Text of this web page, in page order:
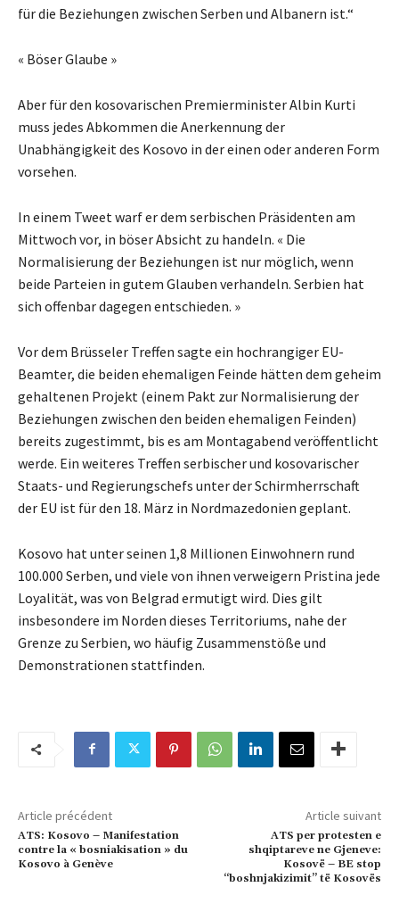
für die Beziehungen zwischen Serben und Albanern ist.“
« Böser Glaube »
Aber für den kosovarischen Premierminister Albin Kurti
muss jedes Abkommen die Anerkennung der
Unabhängigkeit des Kosovo in der einen oder anderen Form
vorsehen.
In einem Tweet warf er dem serbischen Präsidenten am
Mittwoch vor, in böser Absicht zu handeln. « Die
Normalisierung der Beziehungen ist nur möglich, wenn
beide Parteien in gutem Glauben verhandeln. Serbien hat
sich offenbar dagegen entschieden. »
Vor dem Brüsseler Treffen sagte ein hochrangiger EU-
Beamter, die beiden ehemaligen Feinde hätten dem geheim
gehaltenen Projekt (einem Pakt zur Normalisierung der
Beziehungen zwischen den beiden ehemaligen Feinden)
bereits zugestimmt, bis es am Montagabend veröffentlicht
werde. Ein weiteres Treffen serbischer und kosovarischer
Staats- und Regierungschefs unter der Schirmherrschaft
der EU ist für den 18. März in Nordmazedonien geplant.
Kosovo hat unter seinen 1,8 Millionen Einwohnern rund
100.000 Serben, und viele von ihnen verweigern Pristina jede
Loyalität, was von Belgrad ermutigt wird. Dies gilt
insbesondere im Norden dieses Territoriums, nahe der
Grenze zu Serbien, wo häufig Zusammenstöße und
Demonstrationen stattfinden.
Article précédent
ATS: Kosovo – Manifestation
contre la « bosniakisation » du
Kosovo à Genève
Article suivant
ATS per protesten e
shqiptareve ne Gjeneve:
Kosovë – BE stop
“boshnjakizimit” të Kosovës